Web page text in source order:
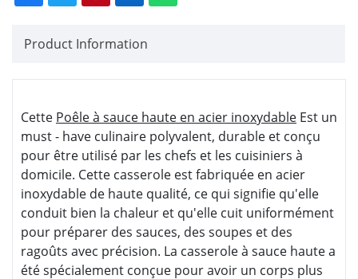
Product Information
Cette Poêle à sauce haute en acier inoxydable Est un
must - have culinaire polyvalent, durable et conçu
pour être utilisé par les chefs et les cuisiniers à
domicile. Cette casserole est fabriquée en acier
inoxydable de haute qualité, ce qui signifie qu'elle
conduit bien la chaleur et qu'elle cuit uniformément
pour préparer des sauces, des soupes et des
ragoûts avec précision. La casserole à sauce haute a
été spécialement conçue pour avoir un corps plus